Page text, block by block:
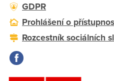
GDPR
Prohlášení o
Rozcestník sociálních